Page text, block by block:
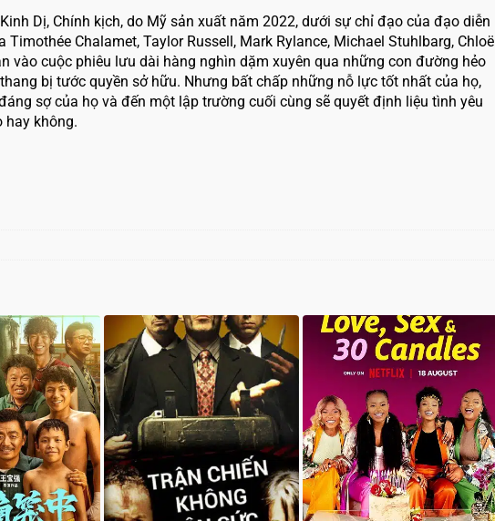
Dị, Chính kịch, do Mỹ sản xuất năm 2022, dưới sự chỉ đạo của đạo diễn
Chalamet, Taylor Russell, Mark Rylance, Michael Stuhlbarg, Chloë
vào cuộc phiêu lưu dài hàng nghìn dặm xuyên qua những con đường hẻo
bị tước quyền sở hữu. Nhưng bất chấp những nỗ lực tốt nhất của họ,
sợ của họ và đến một lập trường cuối cùng sẽ quyết định liệu tình yêu
hay không.